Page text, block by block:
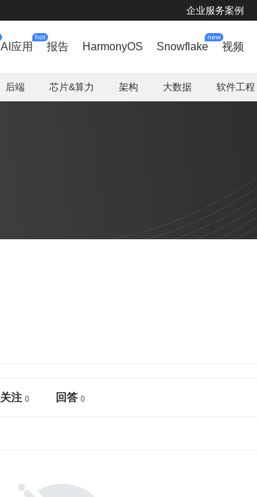
企业服务案例
AI应用
hot
报告 HarmonyOS Snowflake
new
视频
后端 芯片&算力 架构 大数据 软件工程
关注 回答